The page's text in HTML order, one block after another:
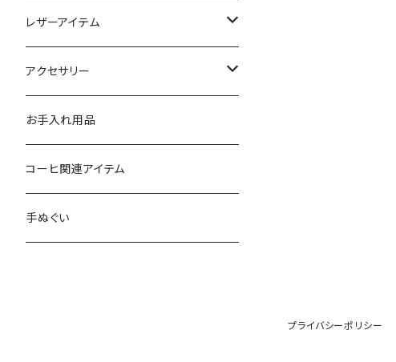
レザーアイテム
4w1hホットサンドソロ用レザーケース
GOALZERO用アイテム
ガス缶カバー
トーチ・ライター用カバー
アクセサリー
カラビナ
お手入れ用品
コーヒ関連アイテム
手ぬぐい
プライバシーポリシー